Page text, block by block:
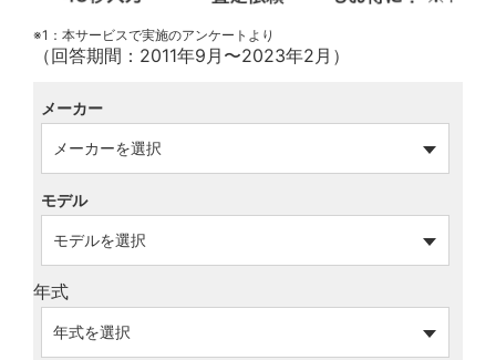
※1：本サービスで実施のアンケートより
（回答期間：2011年9月〜2023年2月）
メーカー
モデル
年式